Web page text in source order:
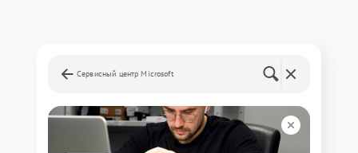
Сервисный центр Microsoft